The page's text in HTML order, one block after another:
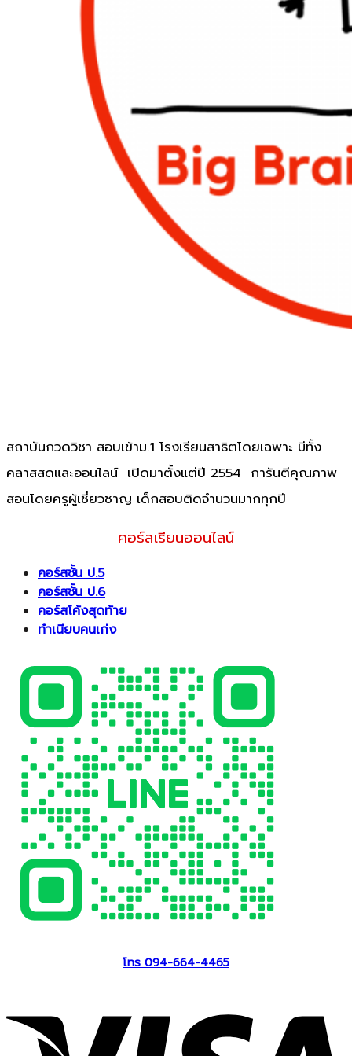
สถาบันกวดวิชา สอบเข้าม.1 โรงเรียนสาธิตโดยเฉพาะ มีทั้ง
คลาสสดและออนไลน์ เปิดมาตั้งแต่ปี 2554 การันตีคุณภาพ
สอนโดยครูผู้เชี่ยวชาญ เด็กสอบติดจำนวนมากทุกปี
คอร์สเรียนออนไลน์
คอร์สชั้น ป.5
คอร์สชั้น ป.6
คอร์สโค้งสุดท้าย
ทำเนียบคนเก่ง
โทร 094-664-4465